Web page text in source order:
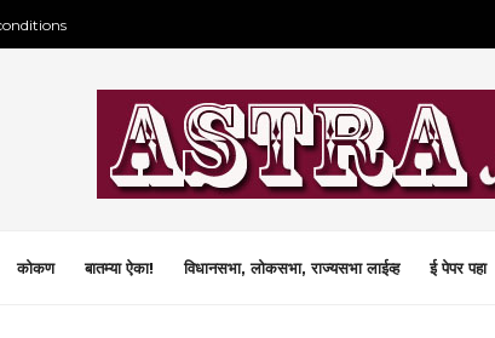
कोकण बातम्या ऐका! विधानसभा, लोकसभा, राज्यसभा लाईव्ह ई पेपर पहा